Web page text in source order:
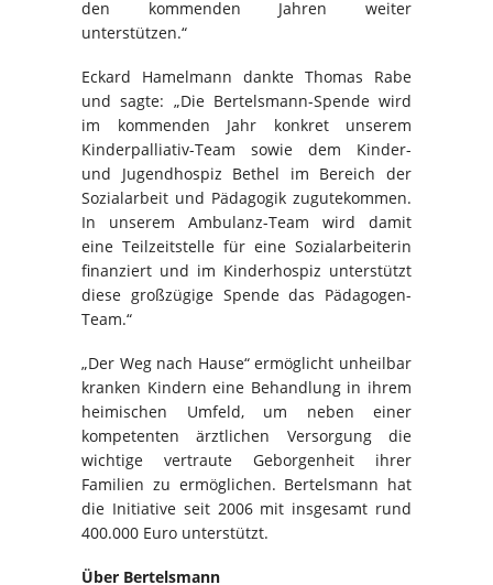
den kommenden Jahren weiter
unterstützen.“
Eckard Hamelmann dankte Thomas Rabe
und sagte: „Die Bertelsmann-Spende wird
im kommenden Jahr konkret unserem
Kinderpalliativ-Team sowie dem Kinder-
und Jugendhospiz Bethel im Bereich der
Sozialarbeit und Pädagogik zugutekommen.
In unserem Ambulanz-Team wird damit
eine Teilzeitstelle für eine Sozialarbeiterin
finanziert und im Kinderhospiz unterstützt
diese großzügige Spende das Pädagogen-
Team.“
„Der Weg nach Hause“ ermöglicht unheilbar
kranken Kindern eine Behandlung in ihrem
heimischen Umfeld, um neben einer
kompetenten ärztlichen Versorgung die
wichtige vertraute Geborgenheit ihrer
Familien zu ermöglichen. Bertelsmann hat
die Initiative seit 2006 mit insgesamt rund
400.000 Euro unterstützt.
Über Bertelsmann